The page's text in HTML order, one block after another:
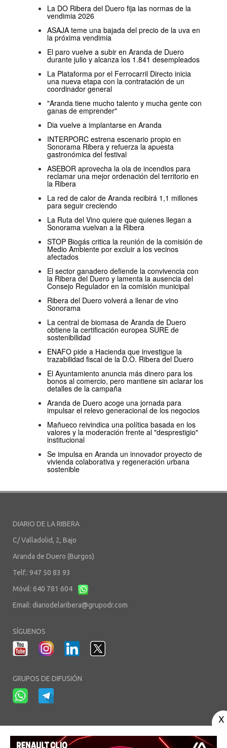
La DO Ribera del Duero fija las normas de la
vendimia 2026
ASAJA teme una bajada del precio de la uva en
la próxima vendimia
El paro vuelve a subir en Aranda de Duero
durante julio y alcanza los 1.841 desempleados
La Plataforma por el Ferrocarril Directo inicia
una nueva etapa con la contratación de un
coordinador general
"Aranda tiene mucho talento y mucha gente con
ganas de emprender"
Dia vuelve a implantarse en Aranda
INTERPORC estrena escenario propio en
Sonorama Ribera y refuerza la apuesta
gastronómica del festival
ASEBOR aprovecha la ola de incendios para
reclamar una mejor ordenación del territorio en
la Ribera
La red de calor de Aranda recibirá 1,1 millones
para seguir creciendo
La Ruta del Vino quiere que quienes llegan a
Sonorama vuelvan a la Ribera
STOP Biogás critica la reunión de la comisión de
Medio Ambiente por excluir a los vecinos
afectados
El sector ganadero defiende la convivencia con
la Ribera del Duero y lamenta la ausencia del
Consejo Regulador en la comisión municipal
Ribera del Duero volverá a llenar de vino
Sonorama
La central de biomasa de Aranda de Duero
obtiene la certificación europea SURE de
sostenibilidad
ENAFO pide a Hacienda que investigue la
trazabilidad fiscal de la D.O. Ribera del Duero
El Ayuntamiento anuncia más dinero para los
bonos al comercio, pero mantiene sin aclarar los
detalles de la campaña
Aranda de Duero acoge una jornada para
impulsar el relevo generacional de los negocios
Mañueco reivindica una política basada en los
valores y la moderación frente al "desprestigio"
institucional
Se impulsa en Aranda un innovador proyecto de
vivienda colaborativa y regeneración urbana
sostenible
DIARIO DE LA RIBERA
C/ Valladolid, 2, Bajo
Aranda de Duero (Burgos)
Telf.: 947 50 83 93
Móvil: 640 781 604
Email: diariodelaribera@grupodr.com
SÍGUENOS
GRUPOS DE DIFUSIÓN